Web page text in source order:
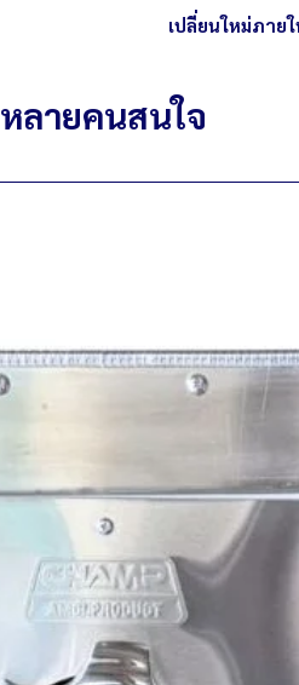
เปลี่ยนใหม่ภาย
หลายคนสนใจ